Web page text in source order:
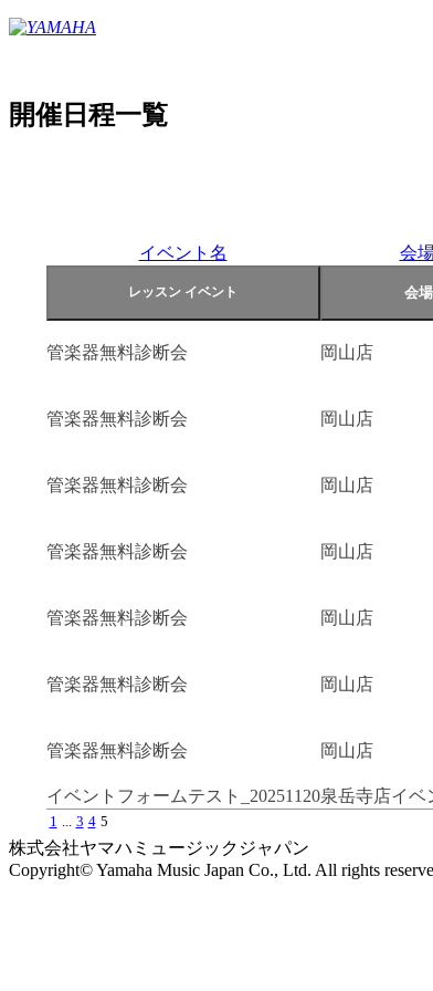
開催日程一覧
イベント名 会
管楽器無料診断会 岡山店
管楽器無料診断会 岡山店
管楽器無料診断会 岡山店
管楽器無料診断会 岡山店
管楽器無料診断会 岡山店
管楽器無料診断会 岡山店
管楽器無料診断会 岡山店
イベントフォームテスト_20251120泉岳寺店イベ
1 3 4 5
株式会社ヤマハミュージックジャパン
Copyright© Yamaha Music Japan Co., Ltd. All rights